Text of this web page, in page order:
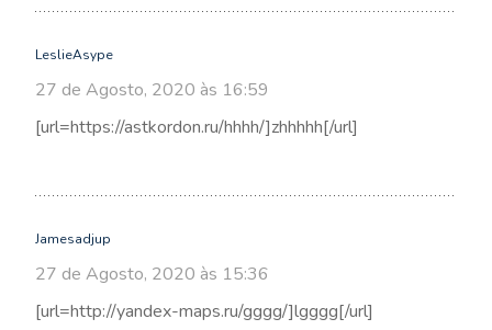
LeslieAsype
27 de Agosto, 2020 às 16:59
[url=https://astkordon.ru/hhhh/]zhhhhh[/url]
Jamesadjup
27 de Agosto, 2020 às 15:36
[url=http://yandex-maps.ru/gggg/]lgggg[/url]